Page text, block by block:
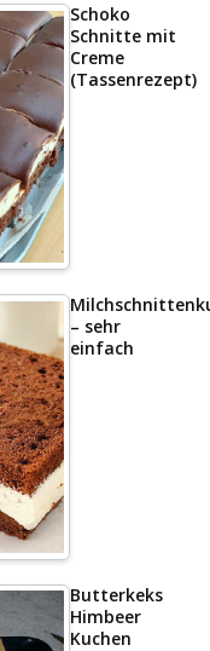
Schoko
Schnitte mit
Creme
(Tassenrezept)
– sehr
einfach
Butterkeks
Himbeer
Kuchen